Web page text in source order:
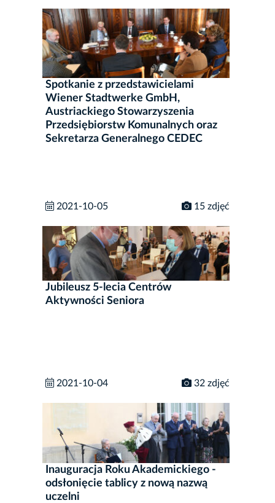
Spotkanie z przedstawicielami
Wiener Stadtwerke GmbH,
Austriackiego Stowarzyszenia
Przedsiębiorstw Komunalnych oraz
Sekretarza Generalnego CEDEC
2021-10-05 15 zdjęć
Jubileusz 5-lecia Centrów
Aktywności Seniora
2021-10-04 32 zdjęć
Inauguracja Roku Akademickiego -
odsłonięcie tablicy z nową nazwą
uczelni